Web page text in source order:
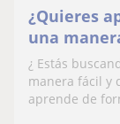
¿Quieres
una
de
persona
¿ Estás
manera fácil y
aprende de